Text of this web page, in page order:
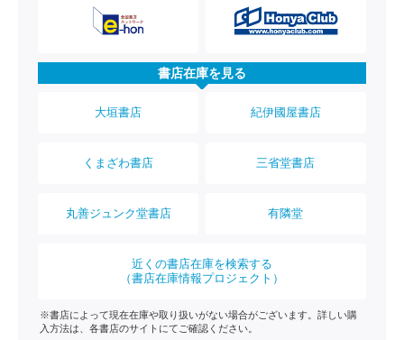
書店在庫を見る
大垣書店 紀伊國屋書店
くまざわ書店 三省堂書店
丸善ジュンク堂書店 有隣堂
近くの書店在庫を検索する
（書店在庫情報プロジェクト）
※書店によって現在在庫や取り扱いがない場合がございます。詳しい購
入方法は、各書店のサイトにてご確認ください。